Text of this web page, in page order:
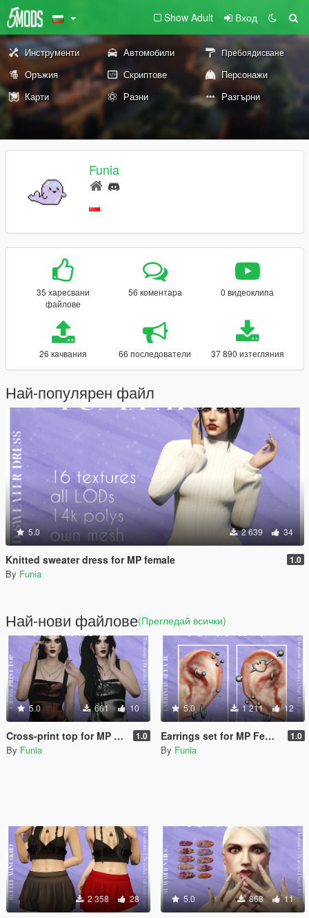
Show Adult Вход
Инструменти Автомобили Пребоядисване
Оръжия Скриптове
Персонажи
Карти
Разни Разгърни
Funia
35 харесвани
файлове
56 коментара 0 видеоклипа
26 качвания 66 последователи 37 890 изтегляния
Най-популярен файл
5.0 2 639 34
Knitted sweater dress for MP female 1.0
By Funia
Най-нови файлове(Прегледай всички)
5.0 661 10
Cross-print top for MP Female 1.0
By Funia
5.0 1 211 12
Earrings set for MP Female 1.0
By Funia
2 358 28 5.0 868 11